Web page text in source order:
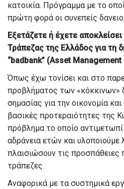
κατοικία. Πρόγραμμα με το
πρώτη φορά οι συνεπείς
Εξετάζετε ή έχετε
Τράπεζας της Ελλάδος για τη
“badbank” (Asset Management
Όπως έχω τονίσει και στο
προβλήματος των «κόκκινων»
σημασίας για την οικονομία
βασικές προτεραιότητες της
πρόβλημα το οποίο
αδράνεια ετών και υλοποιούμε
πλαισιώσουν τις προσπάθειες
τράπεζες.
Αναφορικά με τα συστημικά